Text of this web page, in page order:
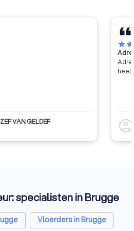
VAN GELDER
starstar
heel
account_circle
specialisten in Brugge
Vloerders in Brugge